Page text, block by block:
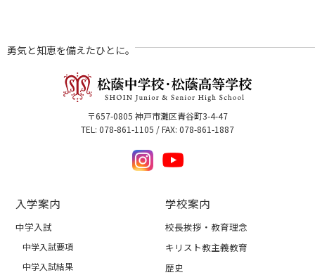
勇気と知恵を備えたひとに。
〒657-0805 神戸市灘区青谷町3-4-47
TEL: 078-861-1105 / FAX: 078-861-1887
入学案内
中学入試
中学入試要項
中学入試結果
学校案内
校長挨拶・教育理念
キリスト教主義教育
歴史